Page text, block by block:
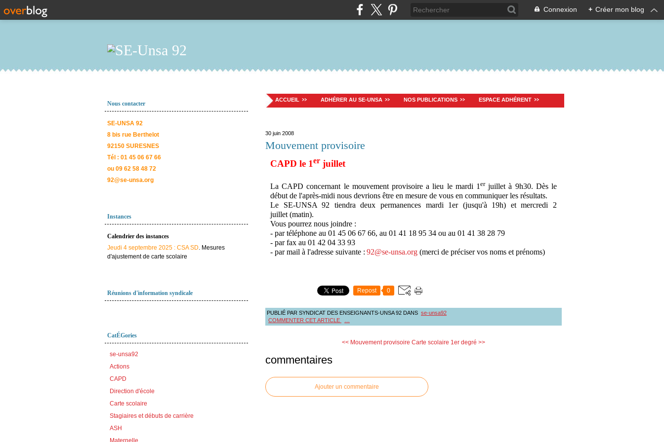
Connexion + Créer mon blog
Nous contacter
SE-UNSA 92
8 bis rue Berthelot
92150 SURESNES
Tél : 01 45 06 67 66
ou 09 62 58 48 72
92@se-unsa.org
Instances
Calendrier des instances
Jeudi 4 septembre 2025 : CSA SD. Mesures
d'ajustement de carte scolaire
Réunions d'information syndicale
CatÉGories
se-unsa92
Actions
CAPD
Direction d'école
Carte scolaire
Stagiaires et débuts de carrière
ASH
Maternelle
ACCUEIL ADHÉRER AU SE-UNSA NOS PUBLICATIONS ESPACE ADHÉRENT
30 juin 2008
Mouvement provisoire
CAPD le 1er juillet
La CAPD concernant le mouvement provisoire a lieu le mardi 1 erjuillet à 9h30. Dès le
début de l'après-midi nous devrions être en mesure de vous en communiquer les résultats.
Le SE-UNSA 92 tiendra deux permanences mardi 1er (jusqu'à 19h) et mercredi 2
juillet (matin).
Vous pourrez nous joindre :
- par téléphone au 01 45 06 67 66, au 01 41 18 95 34 ou au 01 41 38 28 79
- par fax au 01 42 04 33 93
- par mail à l'adresse suivante : 92@se-unsa.org (merci de préciser vos noms et prénoms)
Repost 0
PUBLIÉ PAR SYNDICAT DES ENSEIGNANTS-UNSA 92 DANS se-unsa92
COMMENTER CET ARTICLE
<< Mouvement provisoire Carte scolaire 1er degré >>
commentaires
Ajouter un commentaire